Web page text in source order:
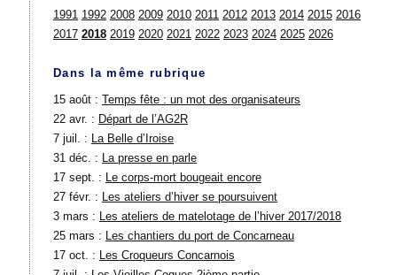
1991 1992 2008 2009 2010 2011 2012 2013 2014 2015 2016
2017 2018 2019 2020 2021 2022 2023 2024 2025 2026
Dans la même rubrique
15 août : Temps fête : un mot des organisateurs
22 avr. : Départ de l’AG2R
7 juil. : La Belle d’Iroise
31 déc. : La presse en parle
17 sept. : Le corps-mort bougeait encore
27 févr. : Les ateliers d’hiver se poursuivent
3 mars : Les ateliers de matelotage de l’hiver 2017/2018
25 mars : Les chantiers du port de Concarneau
17 oct. : Les Croqueurs Concarnois